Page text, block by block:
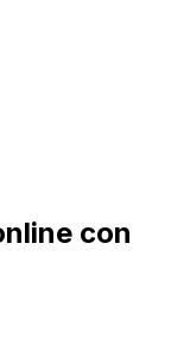
con